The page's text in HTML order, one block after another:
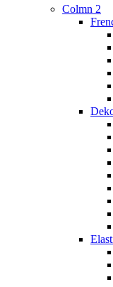
Colmn 2